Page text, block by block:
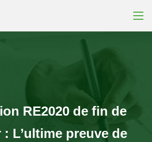
RE2020 de fin de
: L’ultime preuve de